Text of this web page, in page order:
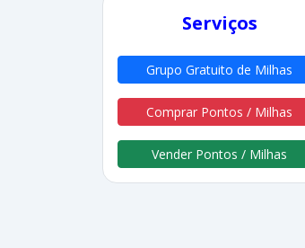
Serviços
Grupo Gratuito de Milhas
Comprar Pontos / Milhas
Vender Pontos / Milhas